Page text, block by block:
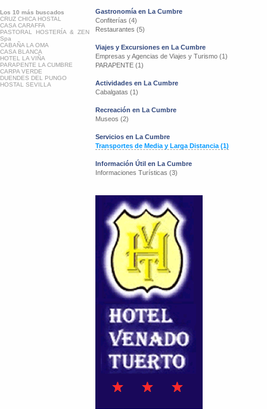
Los 10 más buscados
CRUZ CHICA HOSTAL
CASA CARAFFA
PASTORAL HOSTERÍA & ZEN
Spa
CABAÑA LA OMA
CASA BLANCA
HOTEL LA VIÑA
PARAPENTE LA CUMBRE
CARPA VERDE
DUENDES DEL PUNGO
HOSTAL SEVILLA
Gastronomía en La Cumbre
Confiterías (4)
Restaurantes (5)
Viajes y Excursiones en La Cumbre
Empresas y Agencias de Viajes y Turismo (1)
PARAPENTE (1)
Actividades en La Cumbre
Cabalgatas (1)
Recreación en La Cumbre
Museos (2)
Servicios en La Cumbre
Transportes de Media y Larga Distancia (1)
Información Útil en La Cumbre
Informaciones Turísticas (3)